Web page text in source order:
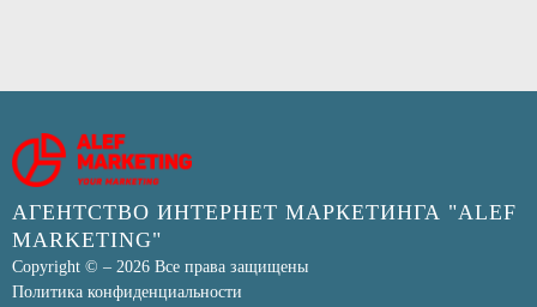
АГЕНТСТВО ИНТЕРНЕТ МАРКЕТИНГА "ALEF
MARKETING"
Copyright © – 2026 Все права защищены
Политика конфиденциальности